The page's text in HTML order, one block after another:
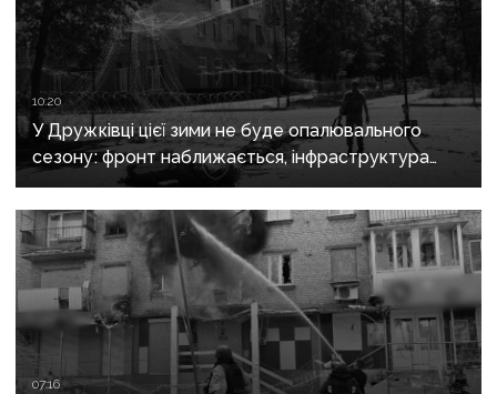
10:20
У Дружківці цієї зими не буде опалювального
сезону: фронт наближається, інфраструктура
критично зруйнована
07:16